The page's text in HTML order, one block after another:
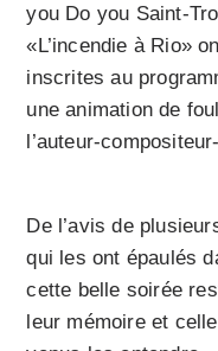
you Do you Saint-
«L’incendie à Rio»
inscrites au
une animation de
l’auteur-
De l’avis de
qui les ont épaulés
cette belle soirée
leur mémoire et